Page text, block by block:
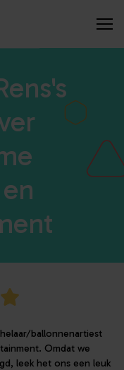
ballonnenartiest
Omdat we
leek het ons een leuk